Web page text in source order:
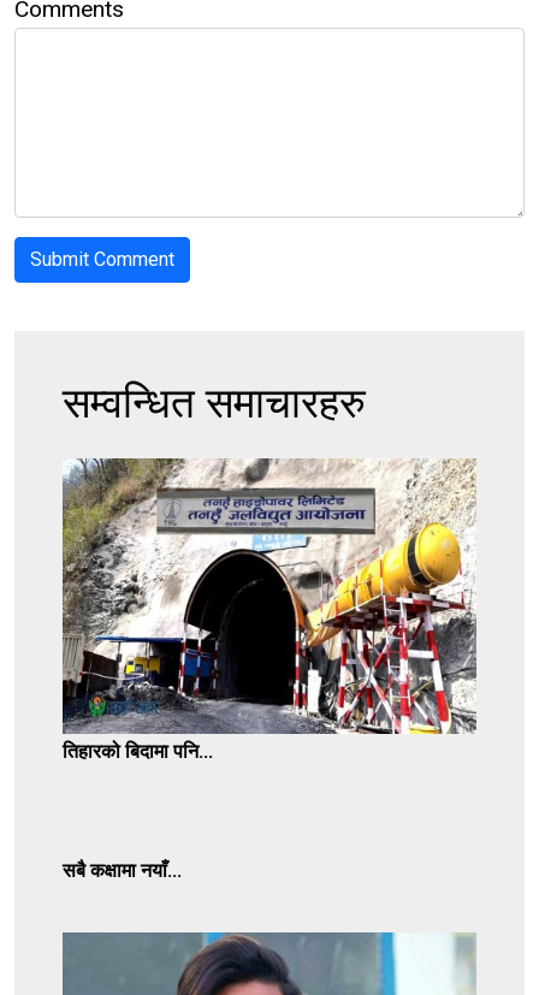
Comments
सम्वन्धित समाचारहरु
तिहारको बिदामा पनि...
सबै कक्षामा नयाँ...